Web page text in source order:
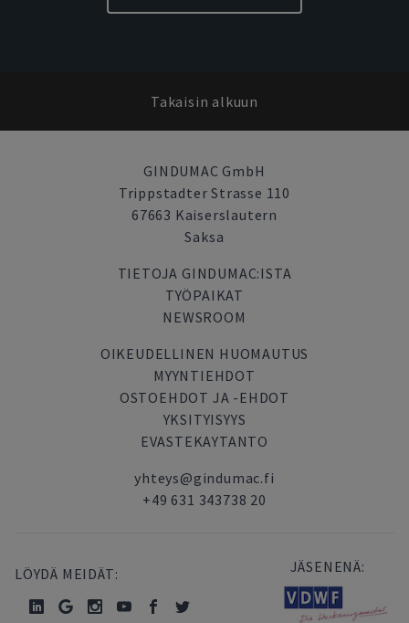
Takaisin alkuun
GINDUMAC GmbH
Trippstadter Strasse 110
67663 Kaiserslautern
Saksa
TIETOJA GINDUMAC:ISTA
TYÖPAIKAT
NEWSROOM
OIKEUDELLINEN HUOMAUTUS
MYYNTIEHDOT
OSTOEHDOT JA -EHDOT
YKSITYISYYS
EVASTEKAYTANTO
yhteys@gindumac.fi
+49 631 343738 20
LÖYDÄ MEIDÄT: JÄSENENÄ: